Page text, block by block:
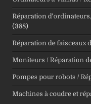
Réparation
(388)
Réparation de faisceaux
Moniteurs / Réparation
Pompes pour robots /
Machines à coudre et